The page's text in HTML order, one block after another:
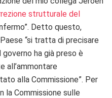
strutturale del
Detto questo,
“si tratta di precisare
ha già preso è
alla Commissione”. Per
la Commissione sulle